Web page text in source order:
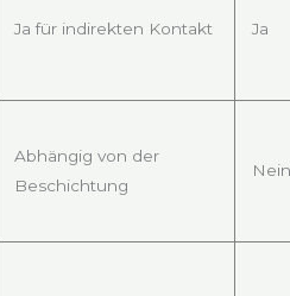
Ja für indirekten Kontakt Ja
Abhängig von der
Beschichtung